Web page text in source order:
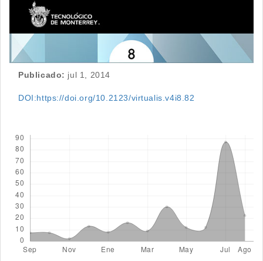
Publicado: jul 1, 2014
DOI:https://doi.org/10.2123/virtualis.v4i8.82